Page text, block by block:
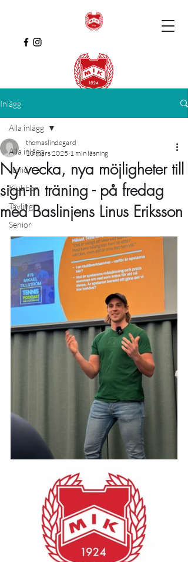
Inlägg
Alla inlägg
Junior
Klubben
Tävling
Senior
Alla inlägg
Ny vecka, nya möjligheter till
sign-in träning - på fredag
med Baslinjens Linus Eriksson
thomaslindegard
10 mars 2025 1 min läsning